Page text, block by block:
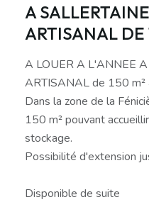
A
ARTISANAL DE
A LOUER A L'ANNEE
ARTISANAL de 150 m²
Dans la zone de la
150 m² pouvant
stockage.
Possibilité d'extension
Disponible de suite